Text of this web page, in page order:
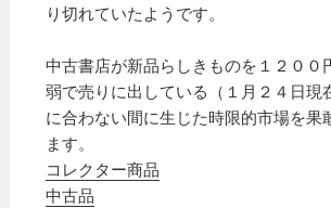
り切れていたようです。
中古書店が新品らしきものを１２００
弱で売りに出している（１月２４日現
に合わない間に生じた時限的市場を果
ます。
コレクター商品
中古品